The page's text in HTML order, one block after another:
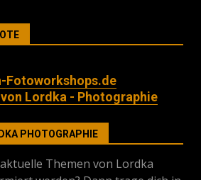
Fotoworkshops.de
Lordka - Photographie
PHOTOGRAPHIE
Themen von Lordka